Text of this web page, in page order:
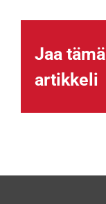
Jaa tämä
artikkeli